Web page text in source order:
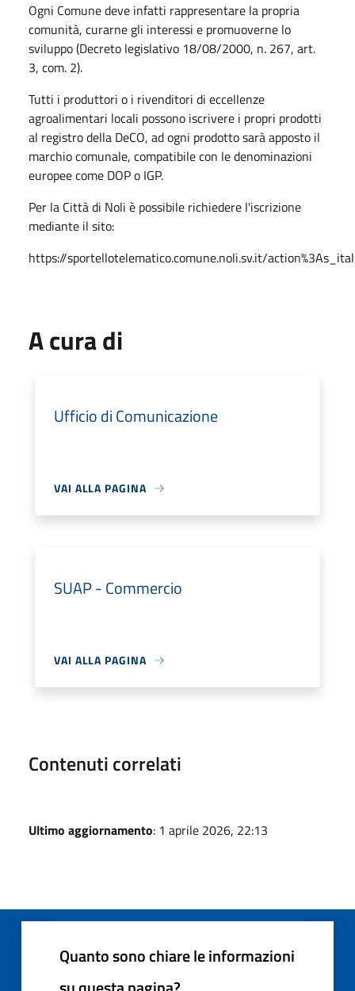
Ogni Comune deve infatti rappresentare la propria
comunità, curarne gli interessi e promuoverne lo
sviluppo (Decreto legislativo 18/08/2000, n. 267, art.
3, com. 2).
Tutti i produttori o i rivenditori di eccellenze
agroalimentari locali possono iscrivere i propri prodotti
al registro della DeCO, ad ogni prodotto sarà apposto il
marchio comunale, compatibile con le denominazioni
europee come DOP o IGP.
Per la Città di Noli è possibile richiedere l'iscrizione
mediante il sito:
https://sportellotelematico.comune.noli.sv.it/
A cura di
Ufficio di Comunicazione
VAI ALLA PAGINA
SUAP - Commercio
VAI ALLA PAGINA
Contenuti correlati
Ultimo aggiornamento: 1 aprile 2026, 22:13
Quanto sono chiare le informazioni